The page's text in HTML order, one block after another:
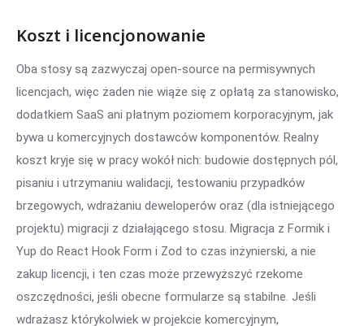
Koszt i licencjonowanie
Oba stosy są zazwyczaj open-source na permisywnych
licencjach, więc żaden nie wiąże się z opłatą za stanowisko,
dodatkiem SaaS ani płatnym poziomem korporacyjnym, jak
bywa u komercyjnych dostawców komponentów. Realny
koszt kryje się w pracy wokół nich: budowie dostępnych pól,
pisaniu i utrzymaniu walidacji, testowaniu przypadków
brzegowych, wdrażaniu deweloperów oraz (dla istniejącego
projektu) migracji z działającego stosu. Migracja z Formik i
Yup do React Hook Form i Zod to czas inżynierski, a nie
zakup licencji, i ten czas może przewyższyć rzekome
oszczędności, jeśli obecne formularze są stabilne. Jeśli
wdrażasz którykolwiek w projekcie komercyjnym,